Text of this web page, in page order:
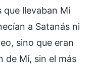
llevaban Mi
a Satanás ni
sino que eran
de Mí, sin el más